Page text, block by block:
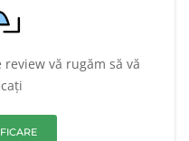
vă rugăm să vă